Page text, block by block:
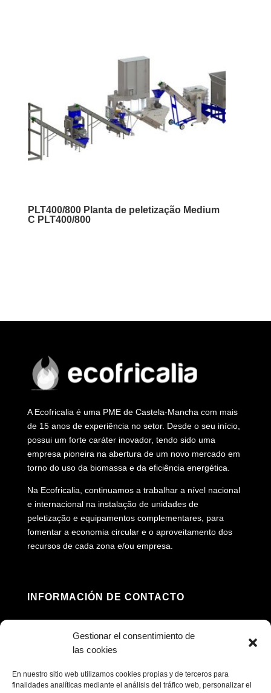
Gestionar el consentimiento de
las cookies
En nuestro sitio web utilizamos cookies propias y de terceros para
finalidades analíticas mediante el análisis del tráfico web, personalizar el
PLT400/800 Planta de peletização Medium
C PLT400/800
A Ecofricalia é uma PME de Castela-Mancha com mais
de 15 anos de experiência no setor. Desde o seu início,
possui um forte caráter inovador, tendo sido uma
empresa pioneira na abertura de um novo mercado em
torno do uso da biomassa e da eficiência energética.
Na Ecofricalia, continuamos a trabalhar a nível nacional
e internacional na instalação de unidades de
peletização e equipamentos complementares, para
fomentar a economia circular e o aproveitamento dos
recursos de cada zona e/ou empresa.
INFORMACIÓN DE CONTACTO
Pedroñeras, Cuenca (Espanha)